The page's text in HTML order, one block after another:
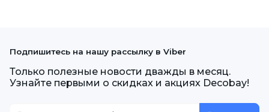
Подпишитесь на нашу рассылку в Viber
Только полезные новости дважды в месяц.
Узнайте первыми о скидках и акциях Decobay!